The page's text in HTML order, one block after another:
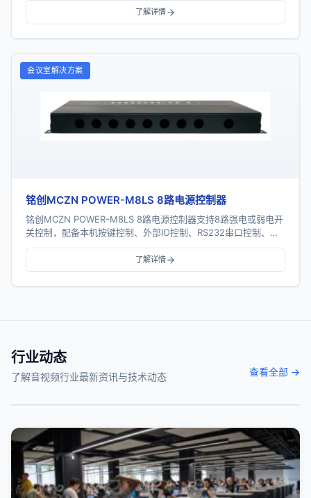
了解详情
会议室解决方案
铭创MCZN POWER-M8LS 8路电源控制器
铭创MCZN POWER-M8LS 8路电源控制器支持8路强电或弱电开
关控制，配备本机按键控制、外部IO控制、RS232串口控制、
RS485总线控制及TCP/I...
了解详情
行业动态
了解音视频行业最新资讯与技术动态 查看全部 →